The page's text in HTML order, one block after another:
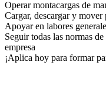
Operar montacargas de
Cargar, descargar y mover
Apoyar en labores
Seguir todas las normas
empresa
¡Aplica hoy para formar